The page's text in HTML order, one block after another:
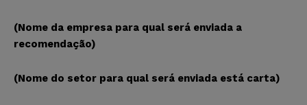
(Nome da empresa para qual será enviada a
recomendação)
(Nome do setor para qual será enviada está carta)